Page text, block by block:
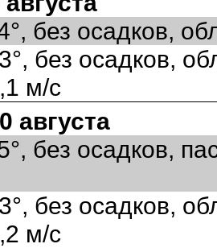
без осадков,
без осадков,
м/с
августа
без осадков,
без осадков,
м/с